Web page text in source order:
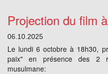
Projection du film
06.10.2025
Le lundi 6 octobre à 18h30,
paix" en présence des 2
musulmane: